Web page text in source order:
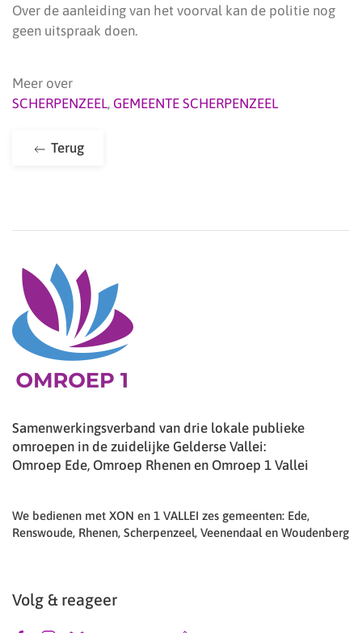
Over de aanleiding van het voorval kan de politie nog
geen uitspraak doen.
Meer over
SCHERPENZEEL, GEMEENTE SCHERPENZEEL
Terug
Samenwerkingsverband van drie lokale publieke
omroepen in de zuidelijke Gelderse Vallei:
Omroep Ede, Omroep Rhenen en Omroep 1 Vallei
We bedienen met XON en 1 VALLEI zes gemeenten: Ede,
Renswoude, Rhenen, Scherpenzeel, Veenendaal en Woudenberg
Volg & reageer